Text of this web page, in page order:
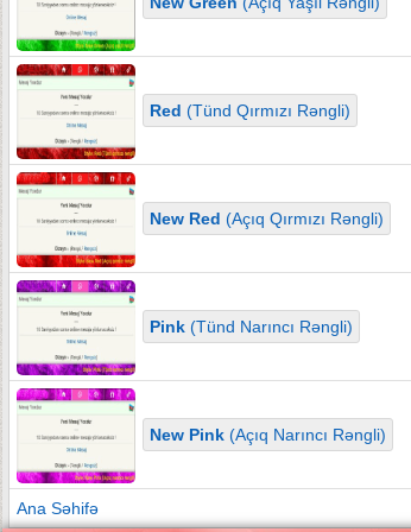
Red (Tünd Qırmızı Rəngli)
New Red (Açıq Qırmızı Rəngli)
Pink(Tünd Narıncı Rəngli)
New Pink(Açıq Narıncı Rəngli)
Ana Səhifə